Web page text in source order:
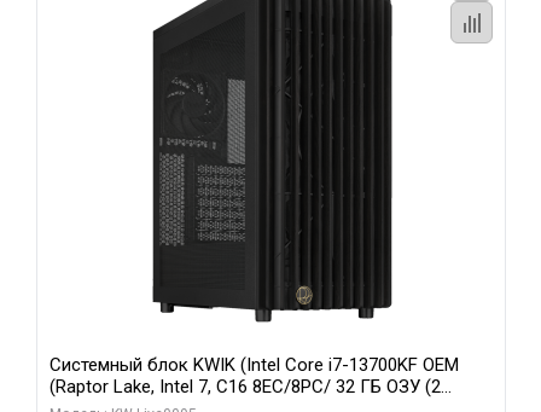
Системный блок KWIK (Intel Core i7-13700KF OEM
(Raptor Lake, Intel 7, C16 8EC/8PC/ 32 ГБ ОЗУ (2